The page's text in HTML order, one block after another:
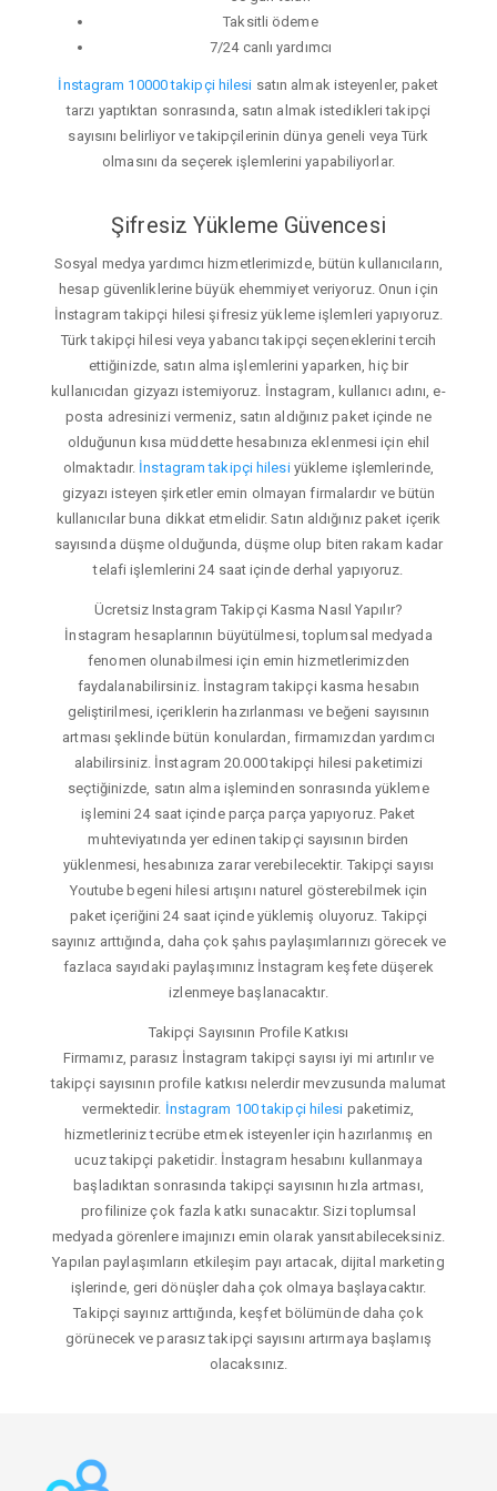
Taksitli ödeme
7/24 canlı yardımcı
İnstagram 10000 takipçi hilesi satın almak isteyenler, paket
tarzı yaptıktan sonrasında, satın almak istedikleri takipçi
sayısını belirliyor ve takipçilerinin dünya geneli veya Türk
olmasını da seçerek işlemlerini yapabiliyorlar.
Şifresiz Yükleme Güvencesi
Sosyal medya yardımcı hizmetlerimizde, bütün kullanıcıların,
hesap güvenliklerine büyük ehemmiyet veriyoruz. Onun için
İnstagram takipçi hilesi şifresiz yükleme işlemleri yapıyoruz.
Türk takipçi hilesi veya yabancı takipçi seçeneklerini tercih
ettiğinizde, satın alma işlemlerini yaparken, hiç bir
kullanıcıdan gizyazı istemiyoruz. İnstagram, kullanıcı adını, e-
posta adresinizi vermeniz, satın aldığınız paket içinde ne
olduğunun kısa müddette hesabınıza eklenmesi için ehil
olmaktadır. İnstagram takipçi hilesiyükleme işlemlerinde,
gizyazı isteyen şirketler emin olmayan firmalardır ve bütün
kullanıcılar buna dikkat etmelidir. Satın aldığınız paket içerik
sayısında düşme olduğunda, düşme olup biten rakam kadar
telafi işlemlerini 24 saat içinde derhal yapıyoruz.
Ücretsiz Instagram Takipçi Kasma Nasıl Yapılır?
İnstagram hesaplarının büyütülmesi, toplumsal medyada
fenomen olunabilmesi için emin hizmetlerimizden
faydalanabilirsiniz. İnstagram takipçi kasma hesabın
geliştirilmesi, içeriklerin hazırlanması ve beğeni sayısının
artması şeklinde bütün konulardan, firmamızdan yardımcı
alabilirsiniz. İnstagram 20.000 takipçi hilesi paketimizi
seçtiğinizde, satın alma işleminden sonrasında yükleme
işlemini 24 saat içinde parça parça yapıyoruz. Paket
muhteviyatında yer edinen takipçi sayısının birden
yüklenmesi, hesabınıza zarar verebilecektir. Takipçi sayısı
Youtube begeni hilesi artışını naturel gösterebilmek için
paket içeriğini 24 saat içinde yüklemiş oluyoruz. Takipçi
sayınız arttığında, daha çok şahıs paylaşımlarınızı görecek ve
fazlaca sayıdaki paylaşımınız İnstagram keşfete düşerek
izlenmeye başlanacaktır.
Takipçi Sayısının Profile Katkısı
Firmamız, parasız İnstagram takipçi sayısı iyi mi artırılır ve
takipçi sayısının profile katkısı nelerdir mevzusunda malumat
vermektedir. İnstagram 100 takipçi hilesi paketimiz,
hizmetleriniz tecrübe etmek isteyenler için hazırlanmış en
ucuz takipçi paketidir. İnstagram hesabını kullanmaya
başladıktan sonrasında takipçi sayısının hızla artması,
profilinize çok fazla katkı sunacaktır. Sizi toplumsal
medyada görenlere imajınızı emin olarak yansıtabileceksiniz.
Yapılan paylaşımların etkileşim payı artacak, dijital marketing
işlerinde, geri dönüşler daha çok olmaya başlayacaktır.
Takipçi sayınız arttığında, keşfet bölümünde daha çok
görünecek ve parasız takipçi sayısını artırmaya başlamış
olacaksınız.